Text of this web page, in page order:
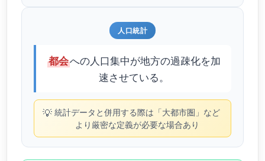
人口統計
都会への人口集中が地方の過疎化を加
速させている。
💡 統計データと併用する際は「大都市圏」など
より厳密な定義が必要な場合あり